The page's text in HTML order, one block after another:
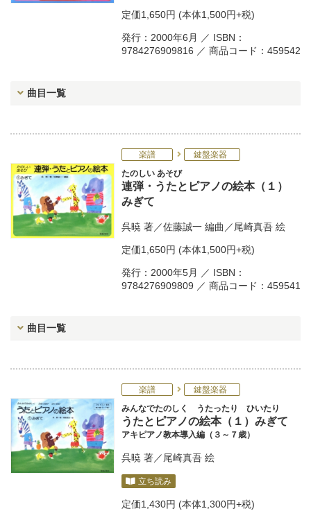
定価1,650円 (本体1,500円+税)
発行：2000年6月 ／ ISBN：
9784276909816 ／ 商品コード：459542
曲目一覧
楽譜
鍵盤楽器
たのしい あそび
連弾・うたとピアノの絵本（１）
みぎて
呉暁 著／佐藤誠一 編曲／尾崎真吾 絵
定価1,650円 (本体1,500円+税)
発行：2000年5月 ／ ISBN：
9784276909809 ／ 商品コード：459541
曲目一覧
楽譜
鍵盤楽器
みんなでたのしく うたったり ひいたり
うたとピアノの絵本（１）みぎて
アキピアノ教本導入編（３～７歳）
呉暁 著／尾崎真吾 絵
立ち読み
定価1,430円 (本体1,300円+税)